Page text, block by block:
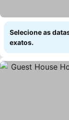
Selecione as
exatos.